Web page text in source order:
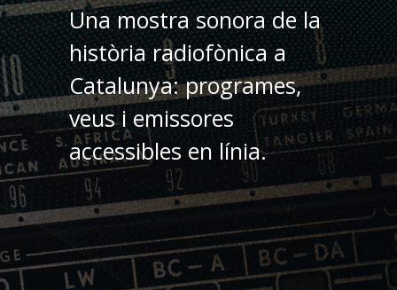
Una mostra sonora de la
història radiofònica a
Catalunya: programes,
veus i emissores
accessibles en línia.